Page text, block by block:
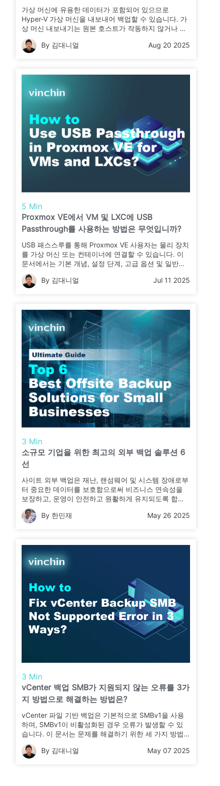
가상 머신에 유용한 데이터가 포함되어 있으므로
Hyper-V 가상 머신을 내보내어 백업할 수 있습니다. 가
상 머신 내보내기는 원본 호스트가 작동하지 않거나 복
사 또는 복제를 통해 동일한 가상 머신을 신속하게 확보
하려는 경우 호스트로 다시 가져오는 데 사용할 수 있습
By 김대니얼 Aug 20 2025
5 Min
Proxmox VE에서 VM 및 LXC에 USB
Passthrough를 사용하는 방법은 무엇입니까?
USB 패스스루를 통해 Proxmox VE 사용자는 물리 장치
를 가상 머신 또는 컨테이너에 연결할 수 있습니다. 이
문서에서는 기본 개념, 설정 단계, 고급 옵션 및 일반적
인 문제 해결 방법을 설명합니다. 귀하의 환경에서 USB
패스스루를 완벽하게 활용하는 방법을 알아보려면 계속
By 김대니얼 Jul 11 2025
3 Min
소규모 기업을 위한 최고의 외부 백업 솔루션 6
선
사이트 외부 백업은 재난, 랜섬웨어 및 시스템 장애로부
터 중요한 데이터를 보호함으로써 비즈니스 연속성을
보장하고, 운영이 안전하고 원활하게 유지되도록 합니
다.
By 한민재
May 26 2025
3 Min
vCenter 백업 SMB가 지원되지 않는 오류를 3가
지 방법으로 해결하는 방법은?
vCenter 파일 기반 백업은 기본적으로 SMBv1을 사용
하며, SMBv1이 비활성화된 경우 오류가 발생할 수 있
습니다. 이 문서는 문제를 해결하기 위한 세 가지 방법
을 설명합니다. 또한 전체 데이터 보호를 위해 가상 머
신 수준 보호를 추가하는 방법에 대해서도 안내합니다.
By 김대니얼 May 07 2025